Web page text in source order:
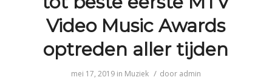
Video Music Awards
optreden aller tijden
mei 17, 2019 in Muziek / door admin